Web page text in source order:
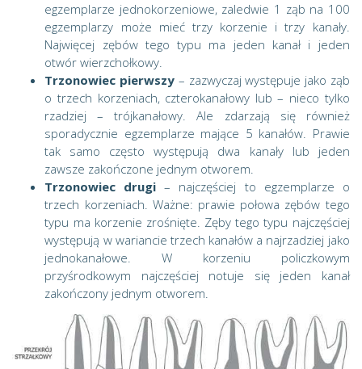
egzemplarze jednokorzeniowe, zaledwie 1 ząb na 100
egzemplarzy może mieć trzy korzenie i trzy kanały.
Najwięcej zębów tego typu ma jeden kanał i jeden
otwór wierzchołkowy.
Trzonowiec pierwszy – zazwyczaj występuje jako ząb
o trzech korzeniach, czterokanałowy lub – nieco tylko
rzadziej – trójkanałowy. Ale zdarzają się również
sporadycznie egzemplarze mające 5 kanałów. Prawie
tak samo często występują dwa kanały lub jeden
zawsze zakończone jednym otworem.
Trzonowiec drugi – najczęściej to egzemplarze o
trzech korzeniach. Ważne: prawie połowa zębów tego
typu ma korzenie zrośnięte. Zęby tego typu najczęściej
występują w wariancie trzech kanałów a najrzadziej jako
jednokanałowe. W korzeniu policzkowym
przyśrodkowym najczęściej notuje się jeden kanał
zakończony jednym otworem.